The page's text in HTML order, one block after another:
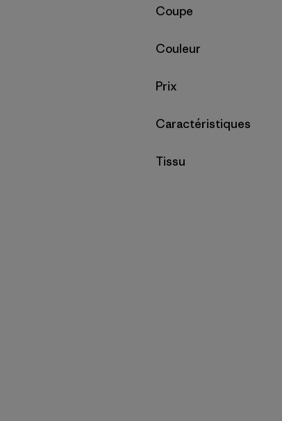
Filtrer par
Coupe
Filtrer par
Couleur
Filtrer par
Prix
Filtrer par
Caractéristiques
Filtrer par
Tissu